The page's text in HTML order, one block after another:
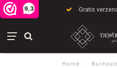
9,3 Gratis
Home /